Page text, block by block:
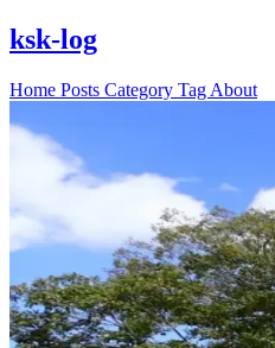
ksk-log
Home Posts Category Tag About